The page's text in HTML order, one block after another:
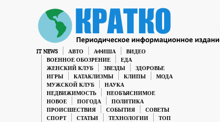
IT NEWS АВТО АФИША
ВИДЕО
ВОЕННОЕ ОБОЗРЕНИЕ
ЕДА
ЖЕНСКИЙ КЛУБ
ЗВЕЗДЫ
ЗДОРОВЬЕ
ИГРЫ
КАТАКЛИЗМЫ КЛИПЫ
МОДА
МУЖСКОЙ КЛУБ
НАУКА
НЕДВИЖИМОСТЬ
НЕОБЪЯСНИМОЕ
НОВОЕ
ПОГОДА
ПОЛИТИКА
ПРОИСШЕСТВИЯ
СОБЫТИЯ
СОВЕТЫ
СПОРТ
СТАТЬИ ТЕХНОЛОГИИ
ТОП